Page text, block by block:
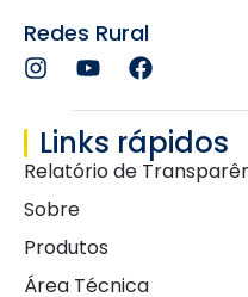
Redes Rural
Links rápidos
Relatório de
Sobre
Produtos
Área Técnica